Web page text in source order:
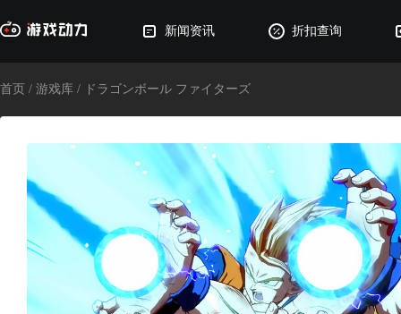
新闻资讯 折扣查询
首页 / 游戏库 / ドラゴンボール ファイターズ